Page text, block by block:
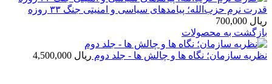
قدرت نرم حزب‌الله؛ پیامدهای سیاسی و امنیتی جنگ ۳۳ روزه
ریال
بازگشت به محصولات
نظریه سازمان؛ نگاه ها و چالش ها - جلد دوم ریال